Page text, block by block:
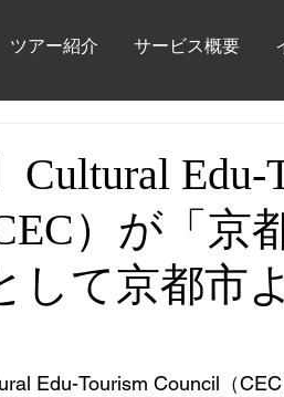
ツアー紹介 サービス概要
Cultural Edu-
）が「京
して京都市
Edu-Tourism Council（